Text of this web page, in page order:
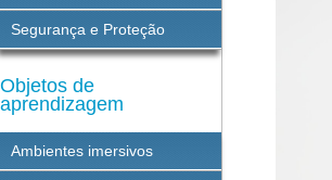
Segurança e Proteção
Objetos de
aprendizagem
Ambientes imersivos